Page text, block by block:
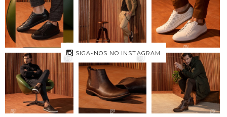
SIGA-NOS NO INSTAGRAM